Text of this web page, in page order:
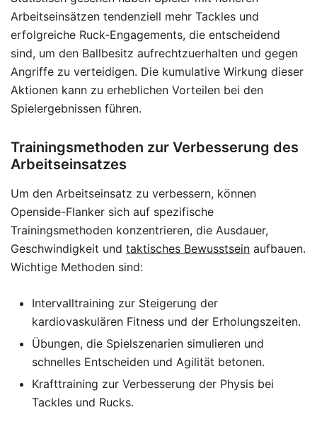
Arbeitseinsätzen tendenziell mehr Tackles und
erfolgreiche Ruck-Engagements, die entscheidend
sind, um den Ballbesitz aufrechtzuerhalten und gegen
Angriffe zu verteidigen. Die kumulative Wirkung dieser
Aktionen kann zu erheblichen Vorteilen bei den
Spielergebnissen führen.
Trainingsmethoden zur Verbesserung des
Arbeitseinsatzes
Um den Arbeitseinsatz zu verbessern, können
Openside-Flanker sich auf spezifische
Trainingsmethoden konzentrieren, die Ausdauer,
Geschwindigkeit und taktisches Bewusstsein aufbauen.
Wichtige Methoden sind:
Intervalltraining zur Steigerung der
kardiovaskulären Fitness und der Erholungszeiten.
Übungen, die Spielszenarien simulieren und
schnelles Entscheiden und Agilität betonen.
Krafttraining zur Verbesserung der Physis bei
Tackles und Rucks.